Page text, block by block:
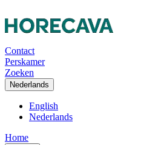
Contact
Perskamer
Zoeken
Nederlands
English
Nederlands
Home